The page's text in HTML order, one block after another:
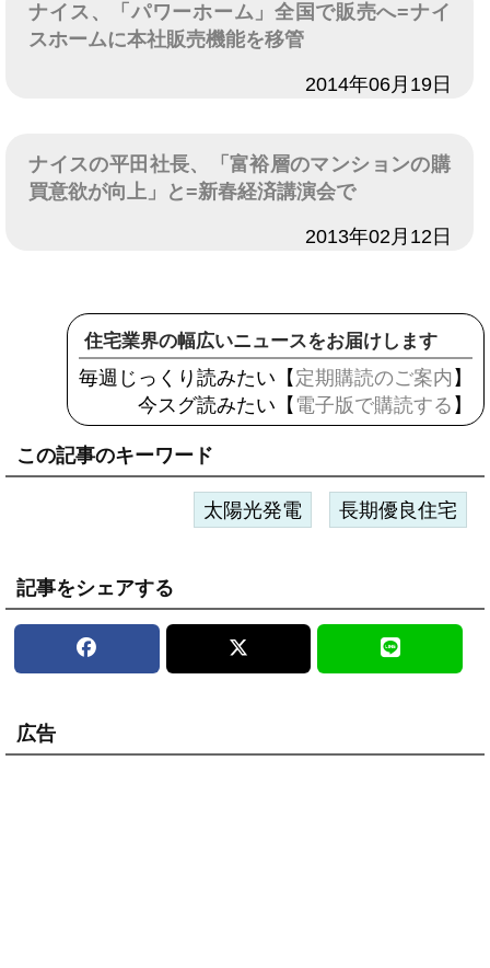
ナイス、「パワーホーム」全国で販売へ=ナイ
スホームに本社販売機能を移管
2014年06月19日
ナイスの平田社長、「富裕層のマンションの購
買意欲が向上」と=新春経済講演会で
2013年02月12日
住宅業界の幅広いニュースをお届けします
毎週じっくり読みたい【 定期購読のご案内 】
今スグ読みたい【 電子版で購読する 】
この記事のキーワード
太陽光発電 長期優良住宅
記事をシェアする
広告